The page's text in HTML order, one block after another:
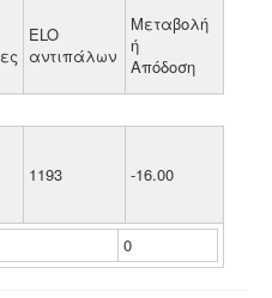
ELO
αντιπάλων
Μεταβολή
ή
Απόδοση
1193 -16.00
0